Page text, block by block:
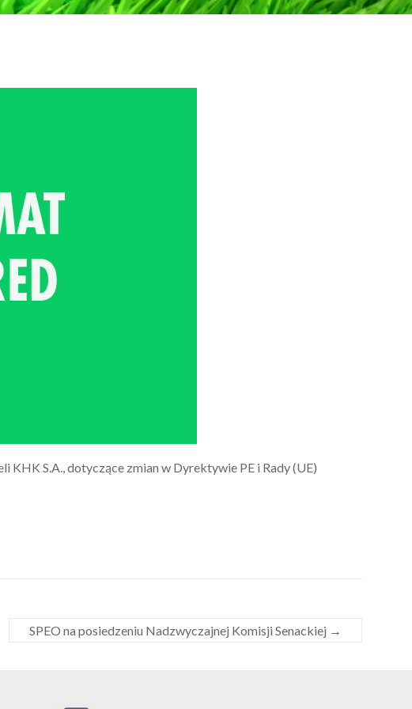
S.A., dotyczące zmian w Dyrektywie PE i Rady (UE)
SPEO na posiedzeniu Nadzwyczajnej Komisji Senackiej →